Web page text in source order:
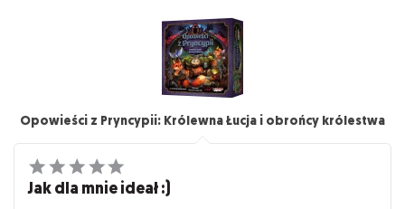
rynku zniknie upatrzona karta, to łatwo będzie kupić inną, bo
karty nie mają wygórowanego kosztu. Gra w 4 osoby - max
40 minut.W sam raz dla młodego człowieka, który chce
pograć z rodzicami, lub rodzeństwem. A najfajniejsze, że
rodzice też będą się dobrze bawić, bo wcale nie muszą
Na plus również zgrabne pudełko i czytelna instrukcja.
Minusy:
- trochę mało kart, tylko 54 ( grając w 4 osoby wszystkie
Opowieści z Pryncypii: Królewna Łucja i obrońcy królestwa
Jak dla mnie ideał :)